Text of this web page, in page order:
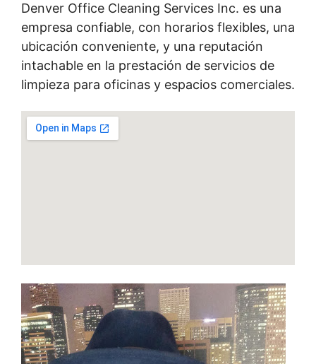
Denver Office Cleaning Services Inc. es una
empresa confiable, con horarios flexibles, una
ubicación conveniente, y una reputación
intachable en la prestación de servicios de
limpieza para oficinas y espacios comerciales.